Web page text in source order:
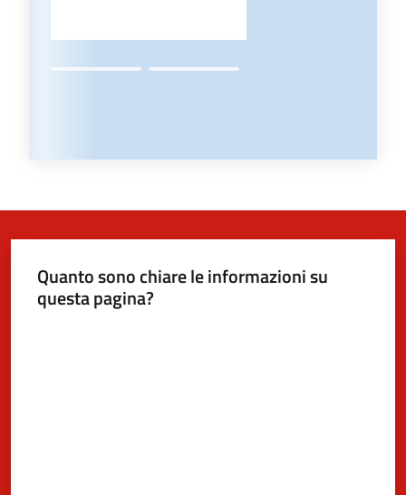
Quanto sono chiare le informazioni su
questa pagina?